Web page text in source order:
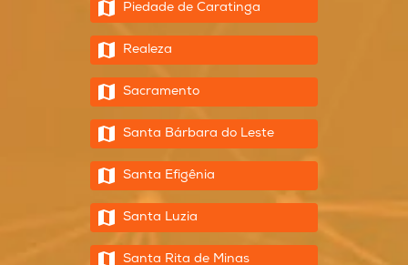
Piedade de Caratinga
Realeza
Sacramento
Santa Bárbara do Leste
Santa Efigênia
Santa Luzia
Santa Rita de Minas